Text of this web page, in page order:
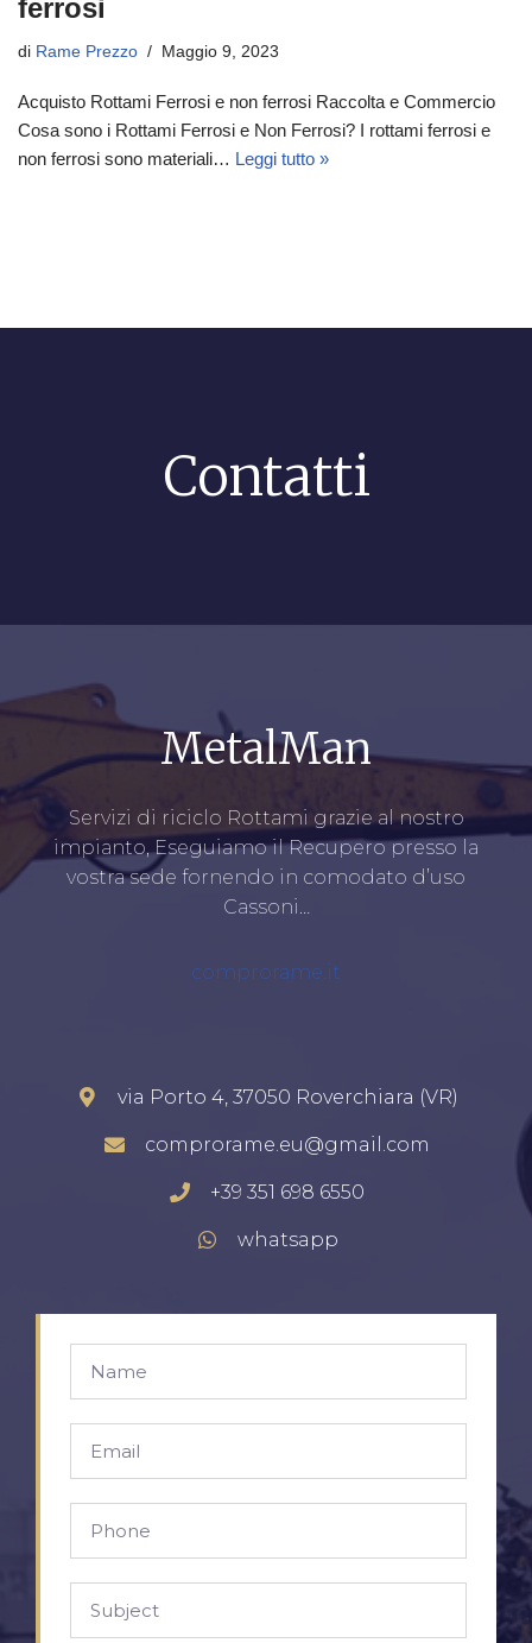
ferrosi
di Rame Prezzo Maggio 9, 2023
Acquisto Rottami Ferrosi e non ferrosi Raccolta e Commercio
Cosa sono i Rottami Ferrosi e Non Ferrosi? I rottami ferrosi e
non ferrosi sono materiali… Leggi tutto »
Contatti
MetalMan
Servizi di riciclo Rottami grazie al nostro
impianto, Eseguiamo il Recupero presso la
vostra sede fornendo in comodato d’uso
Cassoni…
comprorame.it
via Porto 4, 37050 Roverchiara (VR)
comprorame.eu@gmail.com
+39 351 698 6550
whatsapp